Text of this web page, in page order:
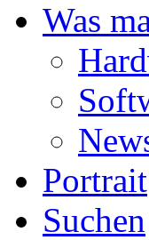
Was
Portrait
Suchen